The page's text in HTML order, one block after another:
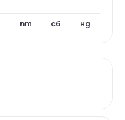
пт сб нд